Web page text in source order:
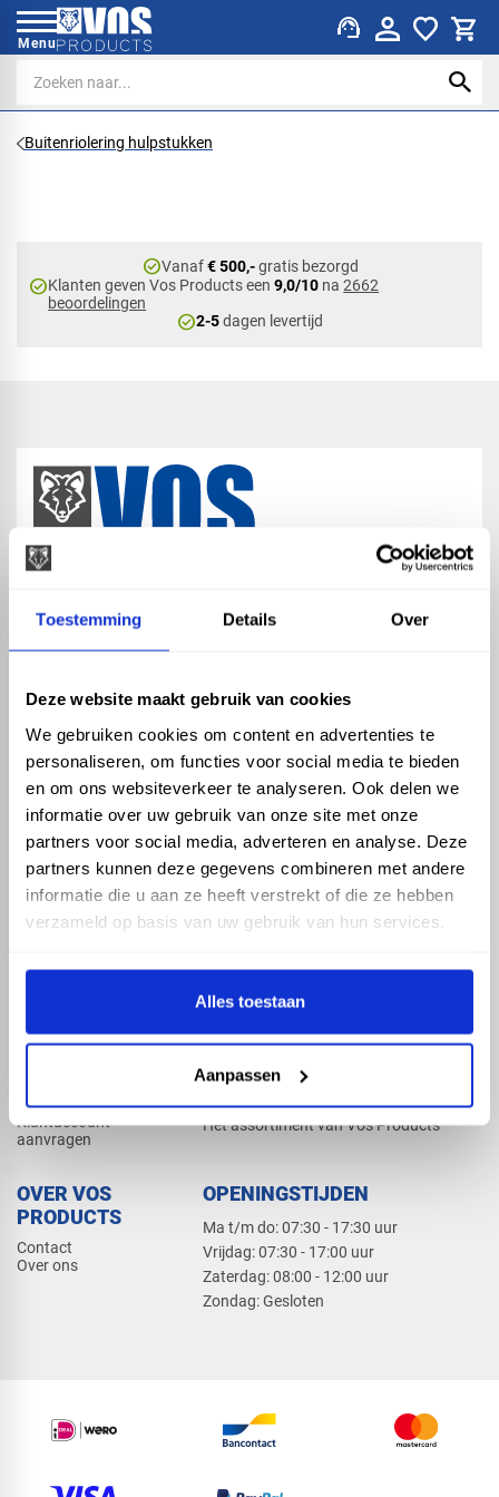
Toestemming Details Over
Deze website maakt gebruik van cookies
We gebruiken cookies om content en advertenties te
personaliseren, om functies voor social media te bieden
en om ons websiteverkeer te analyseren. Ook delen we
informatie over uw gebruik van onze site met onze
partners voor social media, adverteren en analyse. Deze
partners kunnen deze gegevens combineren met andere
informatie die u aan ze heeft verstrekt of die ze hebben
verzameld op basis van uw gebruik van hun services.
Alles toestaan
Aanpassen
Menu support_agent
Buitenriolering hulpstukken
check_circleVanaf€ 500,-gratis bezorgd
check_circleKlanten geven Vos Products een9,0/10 na2662
beoordelingen
check_circle2-5dagen levertijd
ASSORTIMENT
Hemelwaterafvoer
Drukleiding
Beregening
Dak en gevel
KENNIS EN HULP
Klantenservice
Kennisbank
Klantaccount
aanvragen
PRODUCTCATALOGUS 2026
Het assortiment van Vos Products
OVER VOS
PRODUCTS
Contact
Over ons
OPENINGSTIJDEN
Ma t/m do: 07:30 - 17:30 uur
​Vrijdag: 07:30 - 17:00 uur
​Zaterdag: 08:00 - 12:00 uur
​Zondag: Gesloten
phone_enabled +31 416 75 02 55
mail info@vosproducts.nl
check_circleDé bouwmarkt van Altena
check_circle Direct uit grote voorraad geleverd met eigen transport
check_circleLevering in NL en BE